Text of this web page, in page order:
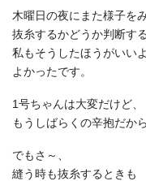
木曜日の夜にまた様子を
抜糸するかどうか判断す
私もそうしたほうがいい
よかったです。
1号ちゃんは大変だけど、
もうしばらくの辛抱だから
でもさ～、
縫う時も抜糸するときも